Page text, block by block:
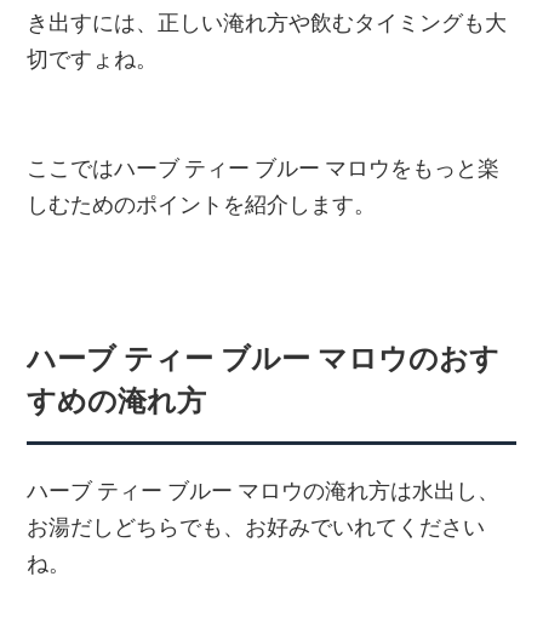
き出すには、正しい淹れ方や飲むタイミングも大
切ですょね。
ここではハーブ ティー ブルー マロウをもっと楽
しむためのポイントを紹介します。
ハーブ ティー ブルー マロウのおす
すめの淹れ方
ハーブ ティー ブルー マロウの淹れ方は水出し、
お湯だしどちらでも、お好みでいれてください
ね。